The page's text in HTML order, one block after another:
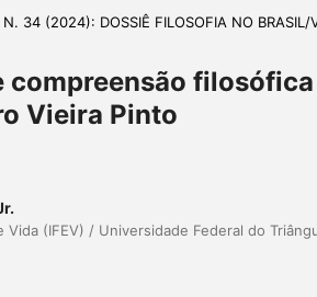
N. 34 (2024): DOSSIÊ FILOSOFIA NO BRASIL/
compreensão
Vieira Pinto
(IFEV) / Universidade Federal do